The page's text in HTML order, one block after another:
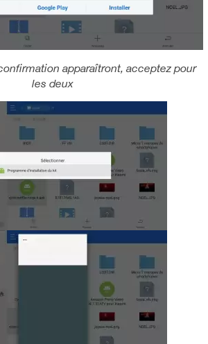
apparaîtront, acceptez pour
les deux